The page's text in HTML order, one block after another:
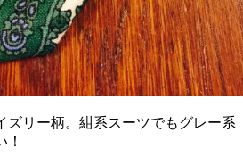
ズリー柄。紺系スーツでもグレー系